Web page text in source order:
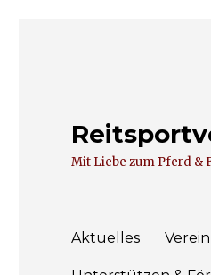
Mit Liebe zum Pferd &
Aktuelles Verein